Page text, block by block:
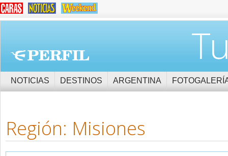
NOTICIAS DESTINOS ARGENTINA
Región: Misiones